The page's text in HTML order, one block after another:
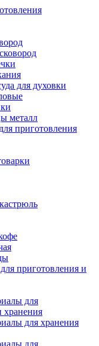
для духовки
металл
приготовления
приготовления и
для
хранения
для хранения
для